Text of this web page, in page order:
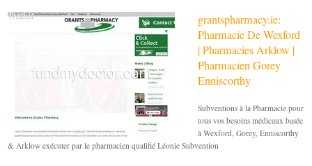
grantspharmacy.ie:
Pharmacie De Wexford
| Pharmacies Arklow |
Pharmacien Gorey
Enniscorthy
Subventions à la Pharmacie pour
tous vos besoins médicaux basée
à Wexford, Gorey, Enniscorthy
& Arklow exécuter par le pharmacien qualifié Léonie Subvention